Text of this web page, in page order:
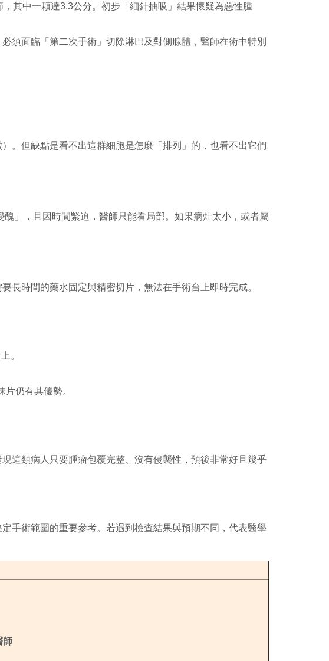
其中一顆達3.3公分。初步「細針抽吸」結果懷疑為惡性腫
面臨「第二次手術」切除淋巴及對側腺體，醫師在術中特別
但缺點是看不出這群細胞是怎麼「排列」的，也看不出它們
」，且因時間緊迫，醫師只能看局部。如果病灶太小，或者屬
時間的藥水固定與精密切片，無法在手術台上即時完成。
。
仍有其優勢。
類病人只要腫瘤包覆完整、沒有侵襲性，預後非常好且幾乎
手術範圍的重要參考。若遇到檢查結果與預期不同，代表醫學
師